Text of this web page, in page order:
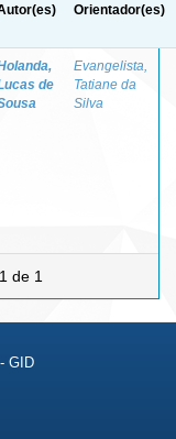
Orientador(es)
de
Evangelista,
Tatiane da
Silva
de 1
GID